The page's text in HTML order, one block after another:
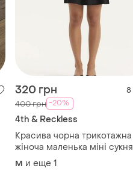
320 грн 8
400 грн -20%
4th & Reckless
Красива чорна трикотажна
жіноча маленька міні сукня
чорна міні-сукня 4th &
reckless чорна міні сукня з
M и еще 1